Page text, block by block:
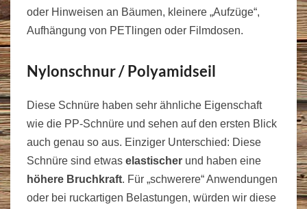
oder Hinweisen an Bäumen, kleinere „Aufzüge“,
Aufhängung von PETlingen oder Filmdosen.
Nylonschnur / Polyamidseil
Diese Schnüre haben sehr ähnliche Eigenschaft
wie die PP-Schnüre und sehen auf den ersten Blick
auch genau so aus. Einziger Unterschied: Diese
Schnüre sind etwas elastischer und haben eine
höhere Bruchkraft. Für „schwerere“ Anwendungen
oder bei ruckartigen Belastungen, würden wir diese